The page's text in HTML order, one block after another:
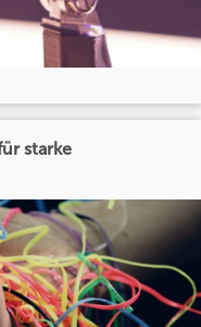
starke